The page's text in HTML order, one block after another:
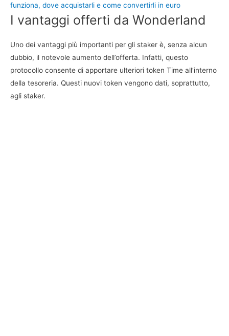
funziona, dove acquistarli e come convertirli in euro
I vantaggi offerti da Wonderland
Uno dei vantaggi più importanti per gli staker è, senza alcun
dubbio, il notevole aumento dell’offerta. Infatti, questo
protocollo consente di apportare ulteriori token Time all’interno
della tesoreria. Questi nuovi token vengono dati, soprattutto,
agli staker.